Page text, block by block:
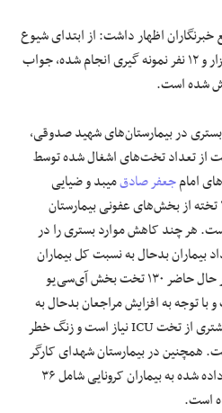
اظهار داشت: از ابتدای شیوع
بیماری کووید ١٩ در استان، از ۲ هزار و ۱۲ نفر نمونه گیری انجام شده، جواب
بستری در بیمارستان‌های شهید صدوقی،
اردکان افزود: حدود ۵۰ تخت از تعداد تخت‌های اشغال شده توسط
امامجعفر صادقمیبد و ضیایی
اردکان کاهش یافته و یک بخش ۳۰ تخته از بخش‌های عفونی بیمارستان
هر چند کاهش موارد بستری را در
بیماران بدحال به نسبت کل بیماران
بستری افزایش پیدا کرده است. در حال حاضر ۱۳۰ تخت بخش آی‌سی‌یو
با توجه به افزایش مراجعان بدحال به
بیمارستان‌ها، در آینده به تعداد بیشتری از تخت ICU نیاز است و زنگ خطر
همچنین در بیمارستان شهدای کارگر
نیز ۷۰ درصد تخت‌های اختصاص داده شده به بیماران کرونایی شامل ۳۶
است.